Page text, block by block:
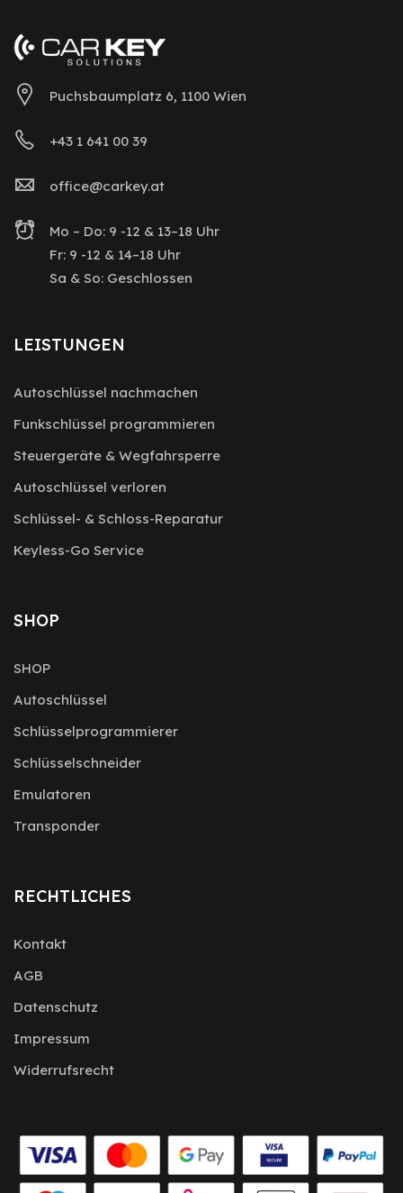
Puchsbaumplatz 6, 1100 Wien
+43 1 641 00 39
office@carkey.at
Mo – Do: 9 -12 & 13–18 Uhr
Fr: 9 -12 & 14–18 Uhr
Sa & So: Geschlossen
LEISTUNGEN
Autoschlüssel nachmachen
Funkschlüssel programmieren
Steuergeräte & Wegfahrsperre
Autoschlüssel verloren
Schlüssel- & Schloss-Reparatur
Keyless-Go Service
SHOP
SHOP
Autoschlüssel
Schlüsselprogrammierer
Schlüsselschneider
Emulatoren
Transponder
RECHTLICHES
Kontakt
AGB
Datenschutz
Impressum
Widerrufsrecht